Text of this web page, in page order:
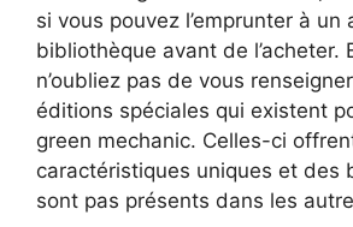
si vous pouvez l’emprunter à un
bibliothèque avant de l’acheter.
n’oubliez pas de vous
éditions spéciales qui existent
green mechanic. Celles-ci
caractéristiques uniques et des
sont pas présents dans les